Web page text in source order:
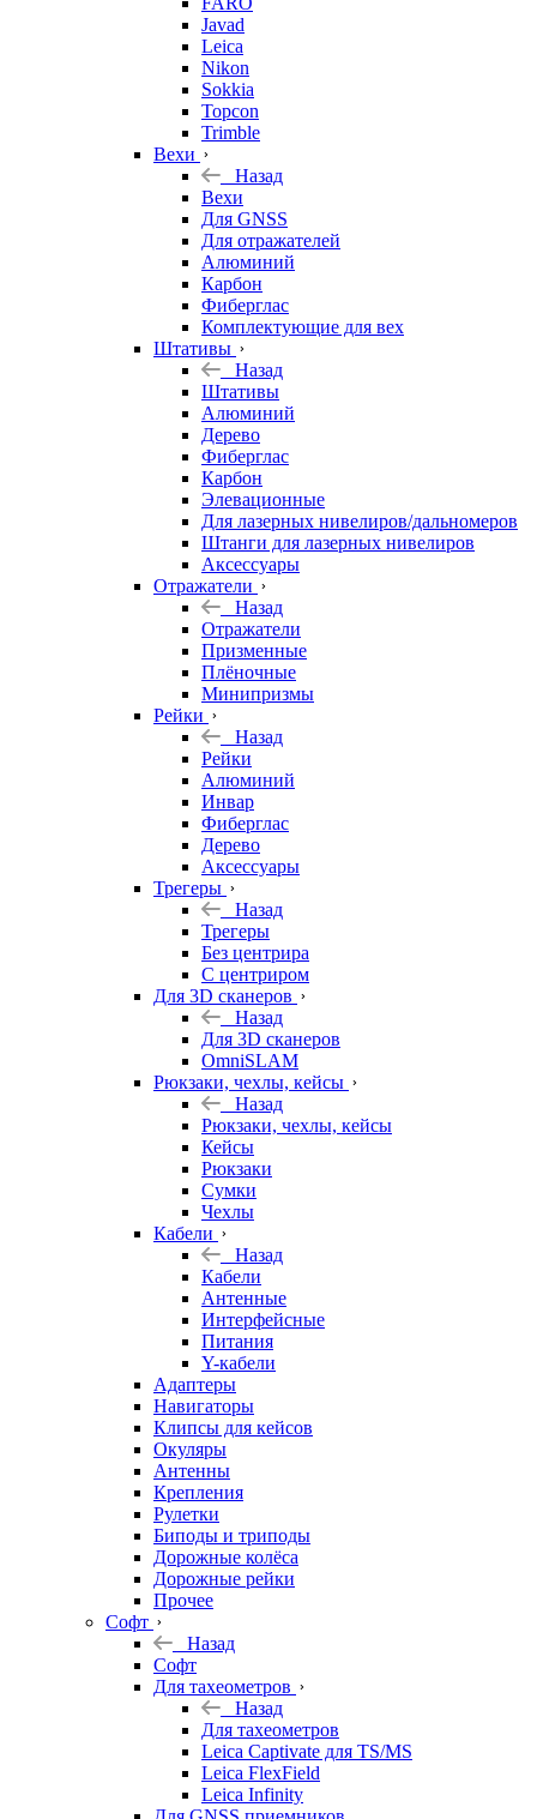
Javad
Leica
Nikon
Sokkia
Topcon
Trimble
Вехи
Назад
Вехи
Для GNSS
Для отражателей
Алюминий
Карбон
Фиберглас
Комплектующие для вех
Штативы
Назад
Штативы
Алюминий
Дерево
Фиберглас
Карбон
Элевационные
Для лазерных нивелиров/дальномеров
Штанги для лазерных нивелиров
Аксессуары
Отражатели
Назад
Отражатели
Призменные
Плёночные
Минипризмы
Рейки
Назад
Рейки
Алюминий
Инвар
Фиберглас
Дерево
Аксессуары
Трегеры
Назад
Трегеры
Без центрира
С центриром
Для 3D сканеров
Назад
Для 3D сканеров
OmniSLAM
Рюкзаки, чехлы, кейсы
Назад
Рюкзаки, чехлы, кейсы
Кейсы
Рюкзаки
Сумки
Чехлы
Кабели
Назад
Кабели
Антенные
Интерфейсные
Питания
Y-кабели
Адаптеры
Навигаторы
Клипсы для кейсов
Окуляры
Антенны
Крепления
Рулетки
Биподы и триподы
Дорожные колёса
Дорожные рейки
Прочее
Софт
Назад
Софт
Для тахеометров
Назад
Для тахеометров
Leica Captivate для TS/MS
Leica FlexField
Leica Infinity